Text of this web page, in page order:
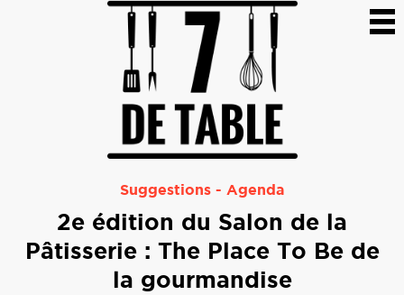
Suggestions - Agenda
2e édition du Salon de la
Pâtisserie : The Place To Be de
la gourmandise